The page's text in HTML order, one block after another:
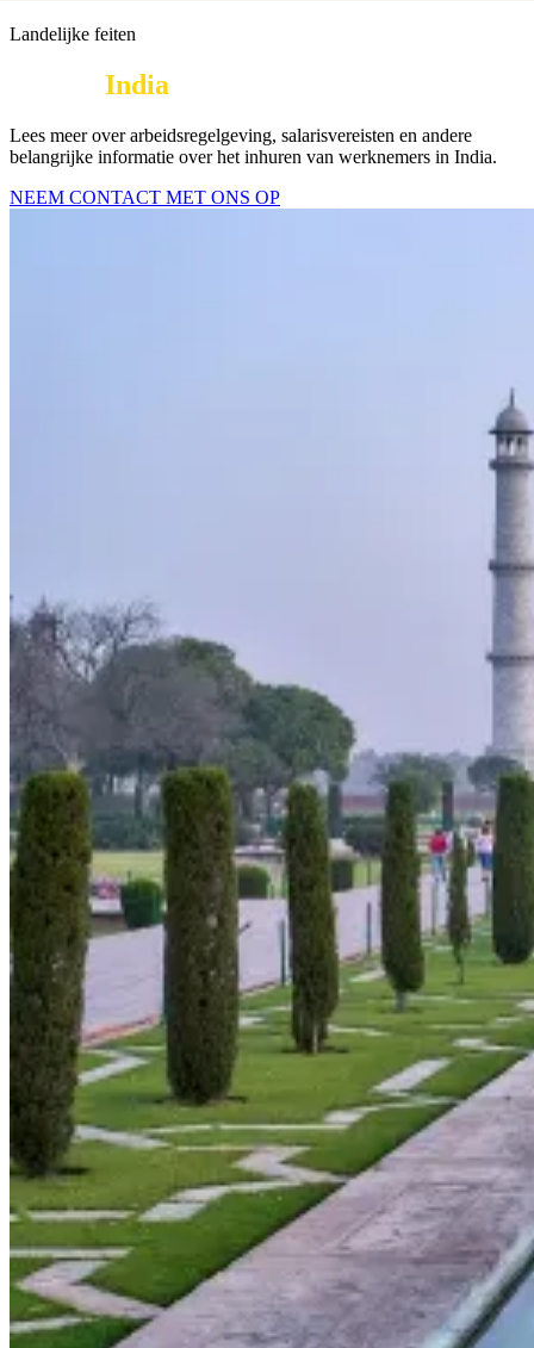
Landelijke feiten
India
Lees meer over arbeidsregelgeving, salarisvereisten en andere
belangrijke informatie over het inhuren van werknemers in India.
NEEM CONTACT MET ONS OP